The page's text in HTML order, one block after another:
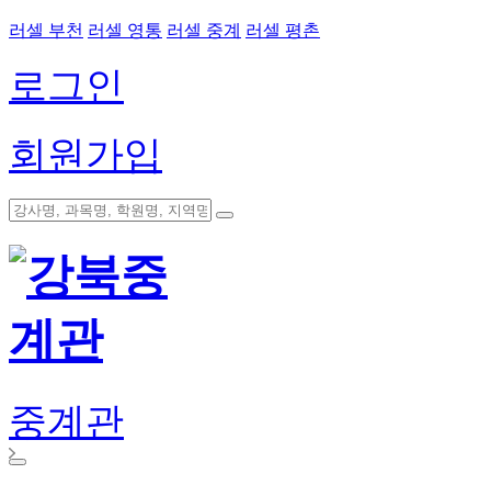
러셀 부천 러셀 영통 러셀 중계 러셀 평촌
로그인
회원가입
중계관